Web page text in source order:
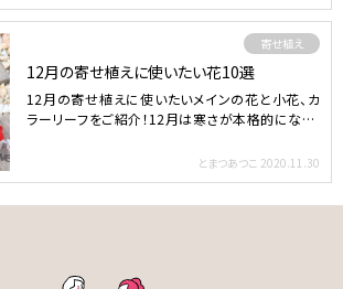
寄せ植え
12月の寄せ植えに使いたい花10選
12月の寄せ植えに使いたいメインの花と小花、カ
ラーリーフをご紹介！12月は寒さが本格的になり、
とまつあつこ 2020.11.30